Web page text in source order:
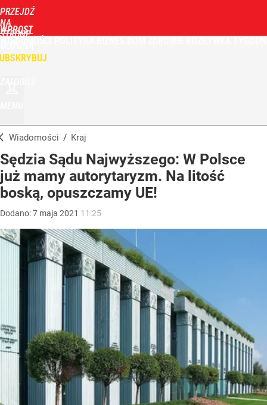
PRZEJDŹ
NA
STRONĘ
WPROST
Wiadomości / Kraj
Sędzia Sądu Najwyższego: W Polsce
już mamy autorytaryzm. Na litość
boską, opuszczamy UE!
Dodano:7 maja 2021 11:25